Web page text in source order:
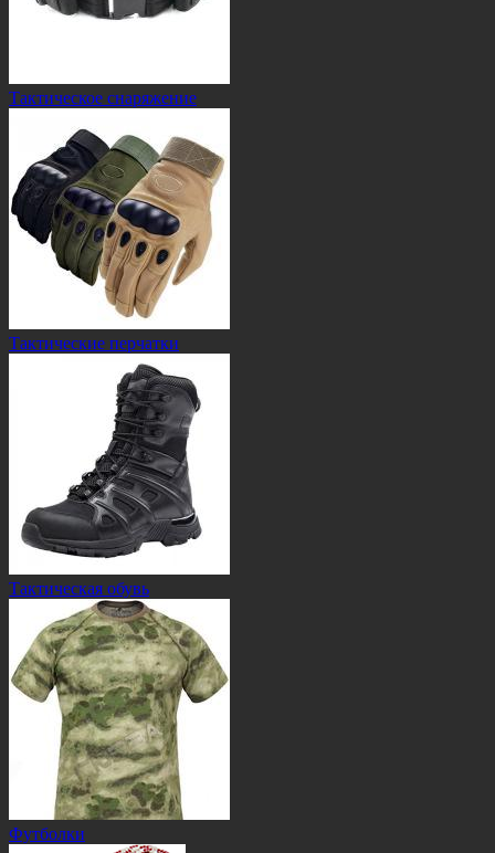
Тактическое снаряжение
Тактические перчатки
Тактическая обувь
Футболки